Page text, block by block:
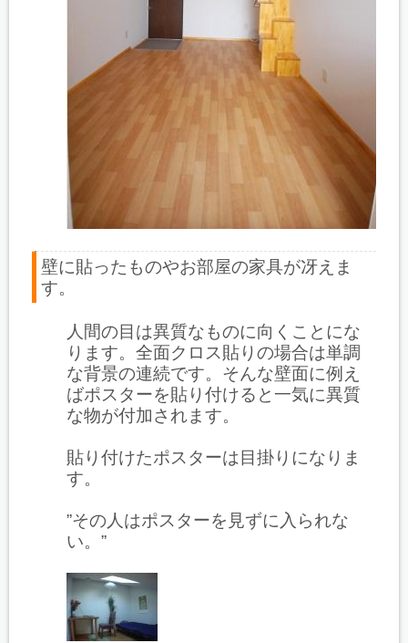
壁に貼ったものやお部屋の家具が冴えま
す。
人間の目は異質なものに向くことにな
ります。全面クロス貼りの場合は単調
な背景の連続です。そんな壁面に例え
ばポスターを貼り付けると一気に異質
な物が付加されます。
貼り付けたポスターは目掛りになりま
す。
”その人はポスターを見ずに入られな
い。”